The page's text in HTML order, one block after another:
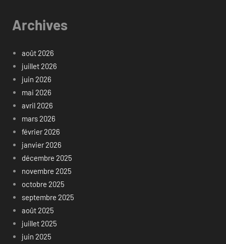
Archives
août 2026
juillet 2026
juin 2026
mai 2026
avril 2026
mars 2026
février 2026
janvier 2026
décembre 2025
novembre 2025
octobre 2025
septembre 2025
août 2025
juillet 2025
juin 2025